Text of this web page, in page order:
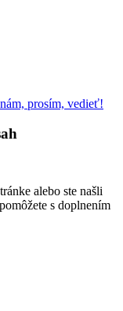
prosím, vedieť!
alebo ste našli
s doplnením